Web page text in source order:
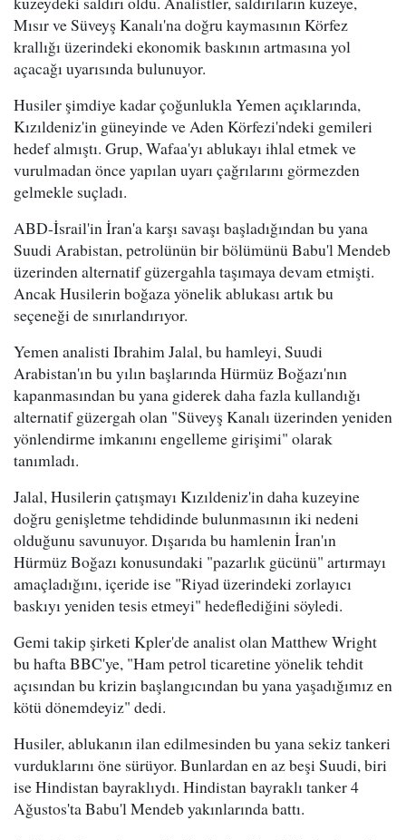
Mısır ve Süveyş Kanalı'na doğru kaymasının Körfez
krallığı üzerindeki ekonomik baskının artmasına yol
açacağı uyarısında bulunuyor.
Husiler şimdiye kadar çoğunlukla Yemen açıklarında,
Kızıldeniz'in güneyinde ve Aden Körfezi'ndeki gemileri
hedef almıştı. Grup, Wafaa'yı ablukayı ihlal etmek ve
vurulmadan önce yapılan uyarı çağrılarını görmezden
gelmekle suçladı.
ABD-İsrail'in İran'a karşı savaşı başladığından bu yana
Suudi Arabistan, petrolünün bir bölümünü Babu'l Mendeb
üzerinden alternatif güzergahla taşımaya devam etmişti.
Ancak Husilerin boğaza yönelik ablukası artık bu
seçeneği de sınırlandırıyor.
Yemen analisti Ibrahim Jalal, bu hamleyi, Suudi
Arabistan'ın bu yılın başlarında Hürmüz Boğazı'nın
kapanmasından bu yana giderek daha fazla kullandığı
alternatif güzergah olan "Süveyş Kanalı üzerinden yeniden
yönlendirme imkanını engelleme girişimi" olarak
tanımladı.
Jalal, Husilerin çatışmayı Kızıldeniz'in daha kuzeyine
doğru genişletme tehdidinde bulunmasının iki nedeni
olduğunu savunuyor. Dışarıda bu hamlenin İran'ın
Hürmüz Boğazı konusundaki "pazarlık gücünü" artırmayı
amaçladığını, içeride ise "Riyad üzerindeki zorlayıcı
baskıyı yeniden tesis etmeyi" hedeflediğini söyledi.
Gemi takip şirketi Kpler'de analist olan Matthew Wright
bu hafta BBC'ye, "Ham petrol ticaretine yönelik tehdit
açısından bu krizin başlangıcından bu yana yaşadığımız en
kötü dönemdeyiz" dedi.
Husiler, ablukanın ilan edilmesinden bu yana sekiz tankeri
vurduklarını öne sürüyor. Bunlardan en az beşi Suudi, biri
ise Hindistan bayraklıydı. Hindistan bayraklı tanker 4
Ağustos'ta Babu'l Mendeb yakınlarında battı.